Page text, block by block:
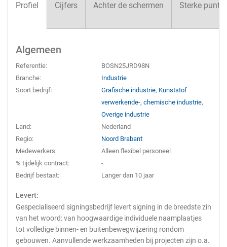
Profiel Cijfers Achter de schermen Sterke
Algemeen
Referentie:
BOSN25JRD98N
Branche:
Industrie
Soort bedrijf:
Grafische industrie, Kunststof
verwerkende-, chemische industrie,
Overige industrie
Land:
Nederland
Regio:
Noord Brabant
Medewerkers:
Alleen flexibel personeel
% tijdelijk contract:
-
Bedrijf bestaat:
Langer dan 10 jaar
Levert:
Gespecialiseerd signingsbedrijf levert signing in de breedste zin
van het woord: van hoogwaardige individuele naamplaatjes
tot volledige binnen- en buitenbewegwijzering rondom
gebouwen. Aanvullende werkzaamheden bij projecten zijn o.a.